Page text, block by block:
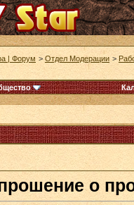
| Форум > Отдел Модерации >
о